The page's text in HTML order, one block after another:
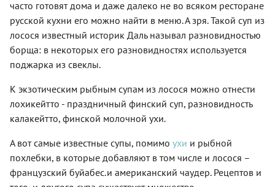
говорить
о
классическом
не
повсюду
чаудер
считается
комфортной
вызывающей
чувство
тепла и
вариантом
праздничного
меню.
Обычно
его
но
подойдет
и
жаропрочная
с толстым
дном. В
нашем
а вот
финны,
по
понятным,
«морским»
относятся
довольно
спокойно
и едят
часто.
«Лохикейтто»
хорош
тем, что
готовится
часто готовят дома и даже далеко не во всяком ресторане
русской кухни его можно найти в меню. А зря. Такой суп из
лосося известный историк Даль называл разновидностью
борща: в некоторых его разновидностях используется
поджарка из свеклы.
К экзотическим рыбным супам из лосося можно отнести
лохикейтто - праздничный финский суп, разновидность
калакейтто, финской молочной ухи.
А вот самые известные супы, помимо ухи и рыбной
похлебки, в которые добавляют в том числе и лосося –
французский буйабес.и американский чаудер. Рецептов и